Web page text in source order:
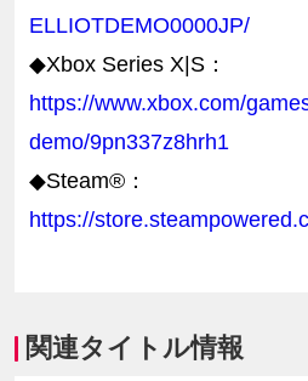
ELLIOTDEMO0000JP/
◆Xbox Series X|S：
https://www.xbox.com/
demo/9pn337z8hrh1
◆Steam®：
https://
関連タイトル情報